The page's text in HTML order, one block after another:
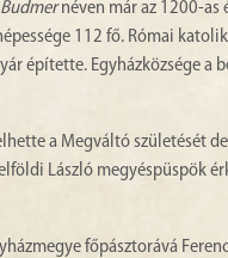
Budmernéven már az 1200-as
112 fő. Római
építette. Egyházközsége a
a Megváltó születését
László megyéspüspök
főpásztorává